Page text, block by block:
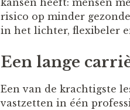
kansen heeft: mensen
risico op minder
in het lichter, flexibeler
Een lange
Een van de krachtigste
vastzetten in één